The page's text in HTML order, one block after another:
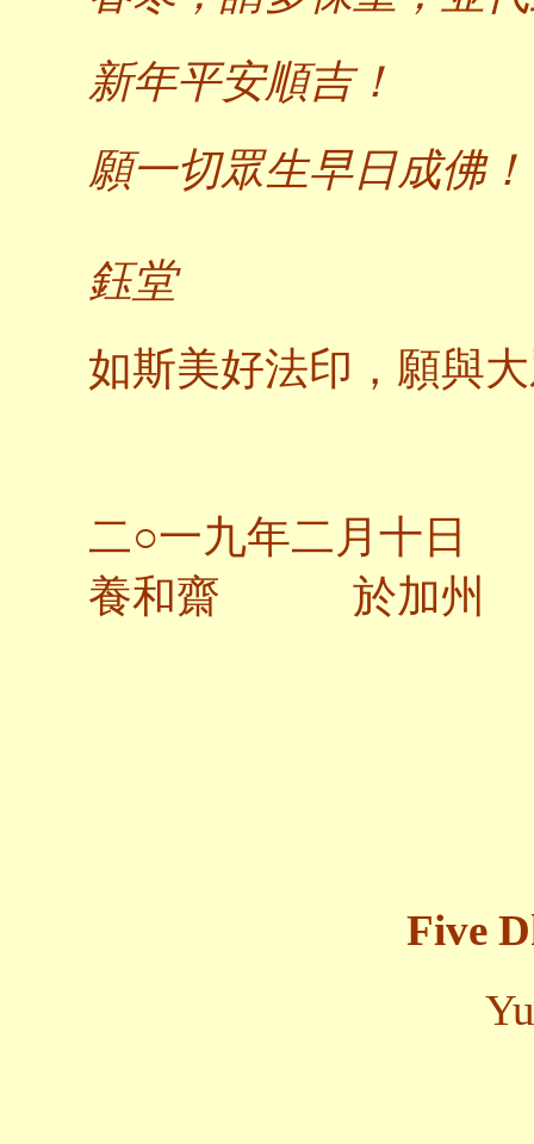
新年平安順吉！
願一切眾生早日成佛！
鈺堂
如斯美好法印，願與
二○一九年二月十日
養和齋 於加州
Five